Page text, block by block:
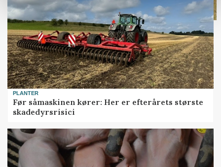
PLANTER
Før såmaskinen kører: Her er efterårets største
skadedyrsrisici